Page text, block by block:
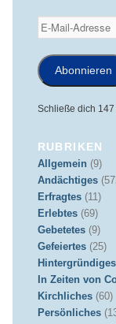
E-
Mail-
Adresse
Abonnieren
Schließe dich
RUBRIKEN
Allgemein (9)
Andächtiges
Erfragtes(11)
Erlebtes(69)
Gebetetes(9)
Gefeiertes(25)
Hintergründiges
In Zeiten von
Kirchliches(60)
Persönliches